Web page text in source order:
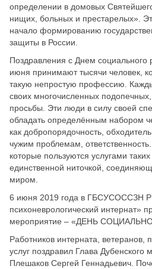
определении в домовых
нищих, больных и престарелых».
начало формированию
защиты в России.
Поздравления с Днем социального
июня принимают тысячи человек,
такую непростую профессию.
своих многочисленных
просьбы. Эти люди в силу своей
обладать определённым набором
как добропорядочность,
чужим проблемам,
которые пользуются услугами
единственной ниточкой,
миром.
6 июня 2019 года в ГБСУСОССЗН
психоневрологический интернат»
мероприятие – «ДЕНЬ
Работников интерната, ветеранов,
услуг поздравил Глава Дубенского
Плешаков Сергей Геннадьевич.